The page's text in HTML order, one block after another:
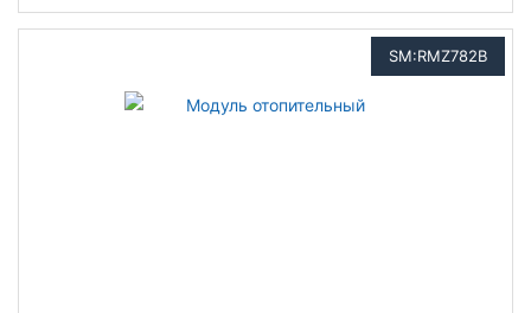
SM:RMZ782B